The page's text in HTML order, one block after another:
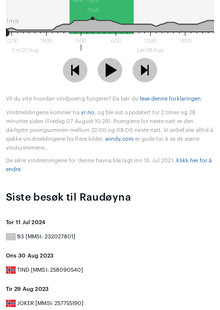
12:00
Fre 07 Aug
18:00 0:00 6:00
12:00
Lør 08 Aug
18:00
7m/s
1m/s
Vil du vite hvordan vindpoeng fungerer? Da bør du lese denne forklaringen.
Vindmeldingene kommer frayr.no, og ble sist oppdatert for 2 timer og 28
minutter siden (Fredag 07 August 10:29). Poengene for neste natt er den
dårligste poengsummen mellom 22:00 og 08:00 neste natt. Vi anbefaler alltid å
sjekke vindmeldingene fra flere kilder.windy.comer gode for å se de større
vindsystemene..
De sikre vindretningene for denne havna ble lagt inn 13. Jul 2021. Klikk her for å
endre.
Siste besøk til Raudøyna
Tor 11 Jul 2024
B3 [MMSI: 232027801]
Ons 30 Aug 2023
TIND [MMSI: 258090540]
Tir 29 Aug 2023
JOKER [MMSI: 257755190]